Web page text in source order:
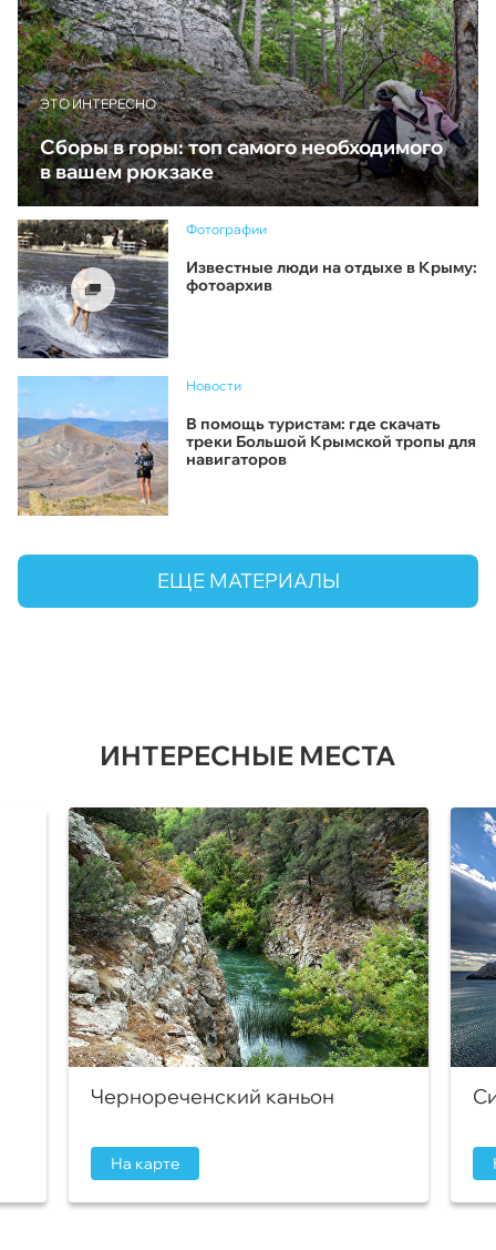
ЭТО ИНТЕРЕСНО
Сборы в горы: топ самого необходимого
в вашем рюкзаке
Фотографии
Известные люди на отдыхе в Крыму:
фотоархив
Новости
В помощь туристам: где скачать
треки Большой Крымской тропы для
навигаторов
ЕЩЕ МАТЕРИАЛЫ
ИНТЕРЕСНЫЕ МЕСТА
Чернореченский каньон
На карте